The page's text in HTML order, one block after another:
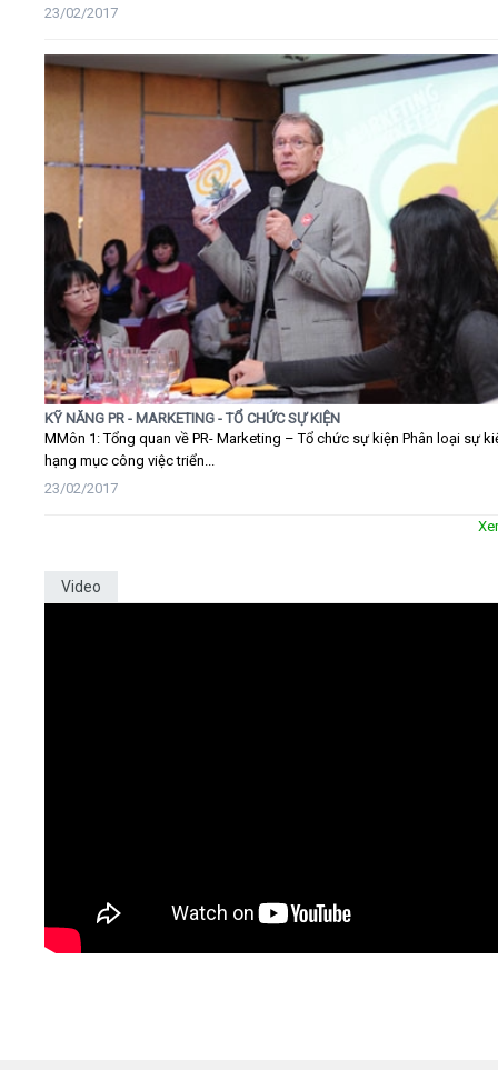
23/02/2017
KỸ NĂNG PR - MARKETING - TỔ CHỨC SỰ KIỆN
MMôn 1: Tổng quan về PR- Marketing – Tổ chức sự kiện Phân loại sự
hạng mục công việc triển...
23/02/2017
Video